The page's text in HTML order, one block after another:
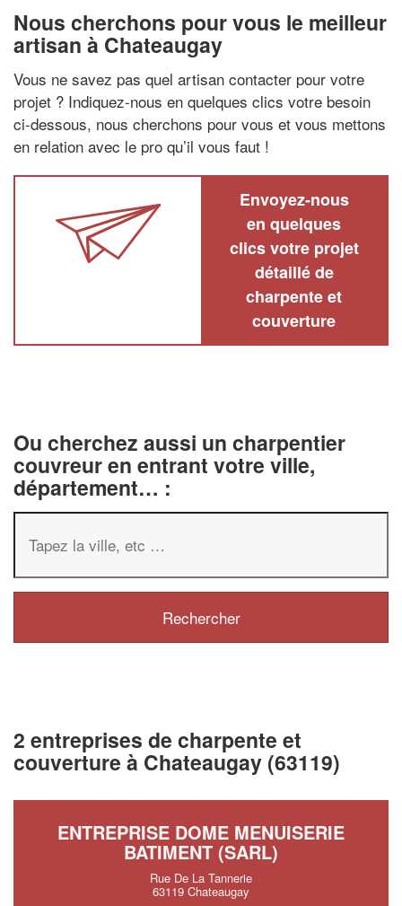
Nous cherchons pour vous le meilleur
artisan à Chateaugay
Vous ne savez pas quel artisan contacter pour votre
projet ? Indiquez-nous en quelques clics votre besoin
ci-dessous, nous cherchons pour vous et vous mettons
en relation avec le pro qu’il vous faut !
Envoyez-nous
en quelques
clics votre projet
détaillé de
charpente et
couverture
Ou cherchez aussi un charpentier
couvreur en entrant votre ville,
département… :
2 entreprises de charpente et
couverture à Chateaugay (63119)
ENTREPRISE DOME MENUISERIE
BATIMENT (SARL)
Rue De La Tannerie
63119 Chateaugay